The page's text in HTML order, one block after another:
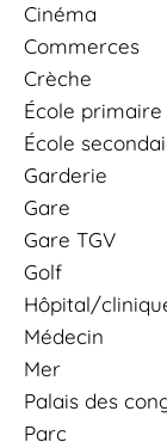
Cinéma
Commerces
Crèche
École primaire
École
Garderie
Gare
Gare TGV
Golf
Hôpital/
Médecin
Mer
Palais des
Parc